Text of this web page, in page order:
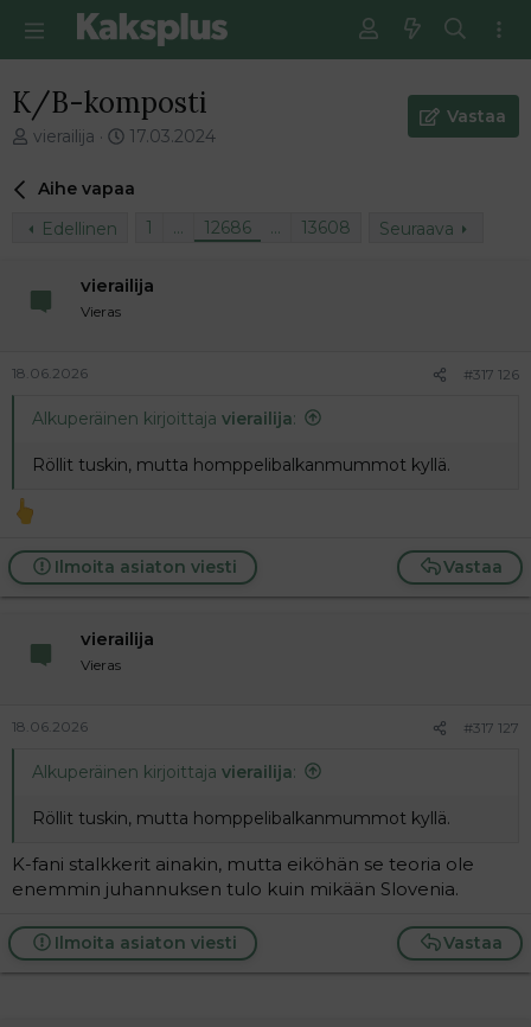
K/B-komposti
V
e
t
e
t
n
l
i
t
j
a
vierailija
E
s
i
e
t
17.03.2024
Vastaa
Aihe vapaa
Edellinen
1 … 12686 … 13608 Seuraava
vierailija
Vieras
18.06.2026 #317 126
Alkuperäinen kirjoittaja vierailija:
Röllit tuskin, mutta homppelibalkanmummot kyllä.
Vastaa
Ilmoita asiaton viesti
vierailija
Vieras
18.06.2026 #317 127
Alkuperäinen kirjoittaja vierailija:
Röllit tuskin, mutta homppelibalkanmummot kyllä.
K-fani stalkkerit ainakin, mutta eiköhän se teoria ole
enemmin juhannuksen tulo kuin mikään Slovenia.
Vastaa
Ilmoita asiaton viesti